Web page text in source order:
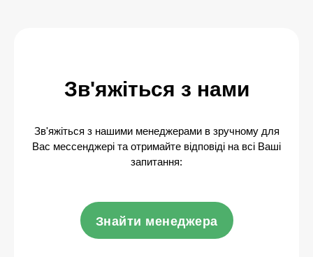
Зв'яжіться з нами
Зв'яжіться з нашими менеджерами в зручному для
Вас мессенджері та отримайте відповіді на всі Ваші
запитання:
Знайти менеджера